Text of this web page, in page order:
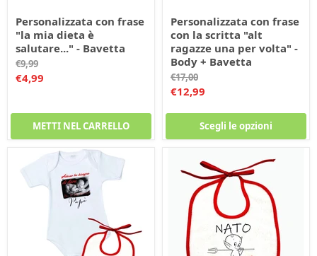
Personalizzata con frase
"la mia dieta è
salutare..." - Bavetta
Prezzo
originale
€9,99
Prezzo
€4,99
METTI NEL CARRELLO
Personalizzata con frase
con la scritta "alt
ragazze una per volta" -
Body + Bavetta
Prezzo
originale
€17,00
Prezzo
€12,99
Scegli le opzioni